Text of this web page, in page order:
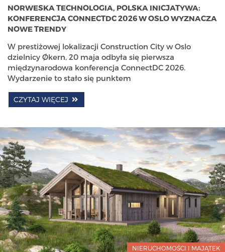
NORWESKA TECHNOLOGIA, POLSKA INICJATYWA:
KONFERENCJA CONNECTDC 2026 W OSLO WYZNACZA
NOWE TRENDY
W prestiżowej lokalizacji Construction City w Oslo
dzielnicy Økern, 20 maja odbyła się pierwsza
międzynarodowa konferencja ConnectDC 2026.
Wydarzenie to stało się punktem
CZYTAJ WIĘCEJ
NIERUCHOMOŚCI I MAJĄTEK